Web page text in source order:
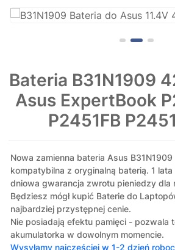
Bateria B31N1909
Asus ExpertBook
P2451FB
Nowa zamienna bateria Asus B31N1909
kompatybilna z oryginalną baterią. 1
dniowa gwarancja zwrotu pieniedzy dla
Będziesz mógł kupić Baterie do
najbardziej przystępnej cenie.
Nie posiadają efektu pamięci - pozwala
akumulatorka w dowolnym momencie.
Wysyłamy najczęściej w 1-2 dzień